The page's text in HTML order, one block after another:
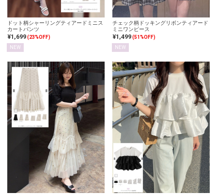
ドット柄シャーリングティアードミニス
カートパンツ
¥1,699(23%OFF)
NEW
チェック柄ドッキングリボンティアード
ミニワンピース
¥1,499(51%OFF)
NEW